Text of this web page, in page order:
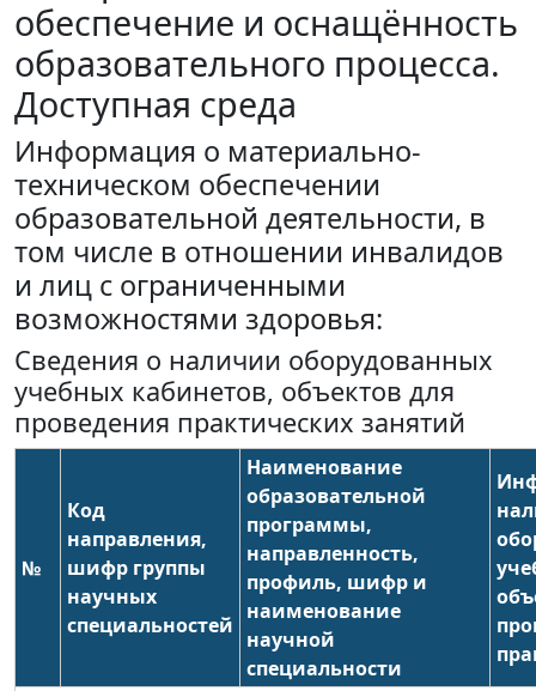
обеспечение и оснащённость
образовательного процесса.
Доступная среда
Информация о материально-
техническом обеспечении
образовательной деятельности, в
том числе в отношении инвалидов
и лиц с ограниченными
возможностями здоровья:
Сведения о наличии оборудованных
учебных кабинетов, объектов для
проведения практических занятий
№
Код
направления,
шифр группы
научных
специальностей
Наименование
образовательной
программы,
направленность,
профиль, шифр и
наименование
научной
специальности